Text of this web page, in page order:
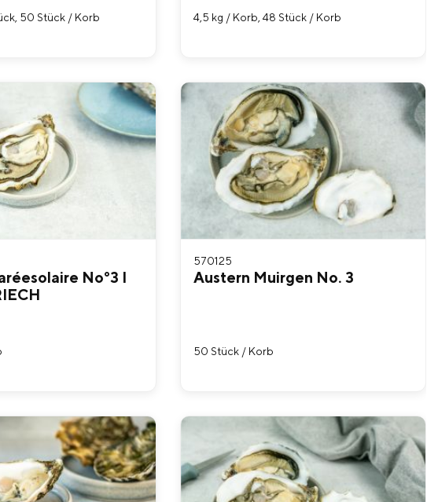
50 Stück / Korb 4,5 kg / Korb, 48 Stück / Korb
No°3 I
570125
Austern Muirgen No. 3
50 Stück / Korb